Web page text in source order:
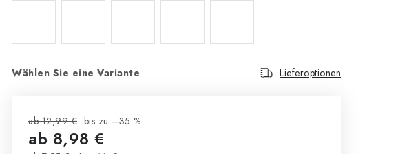
Wählen Sie eine Variante Lieferoptionen
ab 12,99 € bis zu –35 %
ab 8,98 €